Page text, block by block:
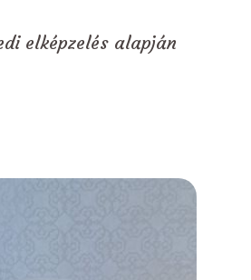
elképzelés alapján